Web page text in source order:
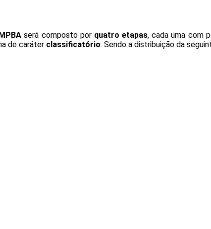
será composto por quatro etapas, cada uma com
de caráter classificatório. Sendo a distribuição da